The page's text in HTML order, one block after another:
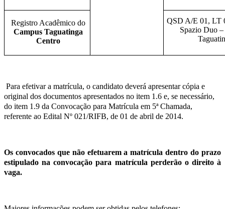
Registro Acadêmico do
Campus Taguatinga
Centro
QSD A/E 01, LT
Spazio Duo
Para efetivar a matrícula, o candidato deverá apresentar cópia e
original dos documentos apresentados no item 1.6 e, se necessário,
do item 1.9 da Convocação para Matrícula em 5ª Chamada,
referente ao Edital Nº 021/RIFB, de 01 de abril de 2014.
Os convocados que não efetuarem a matrícula dentro do prazo
estipulado na convocação para matrícula perderão o direito à
vaga.